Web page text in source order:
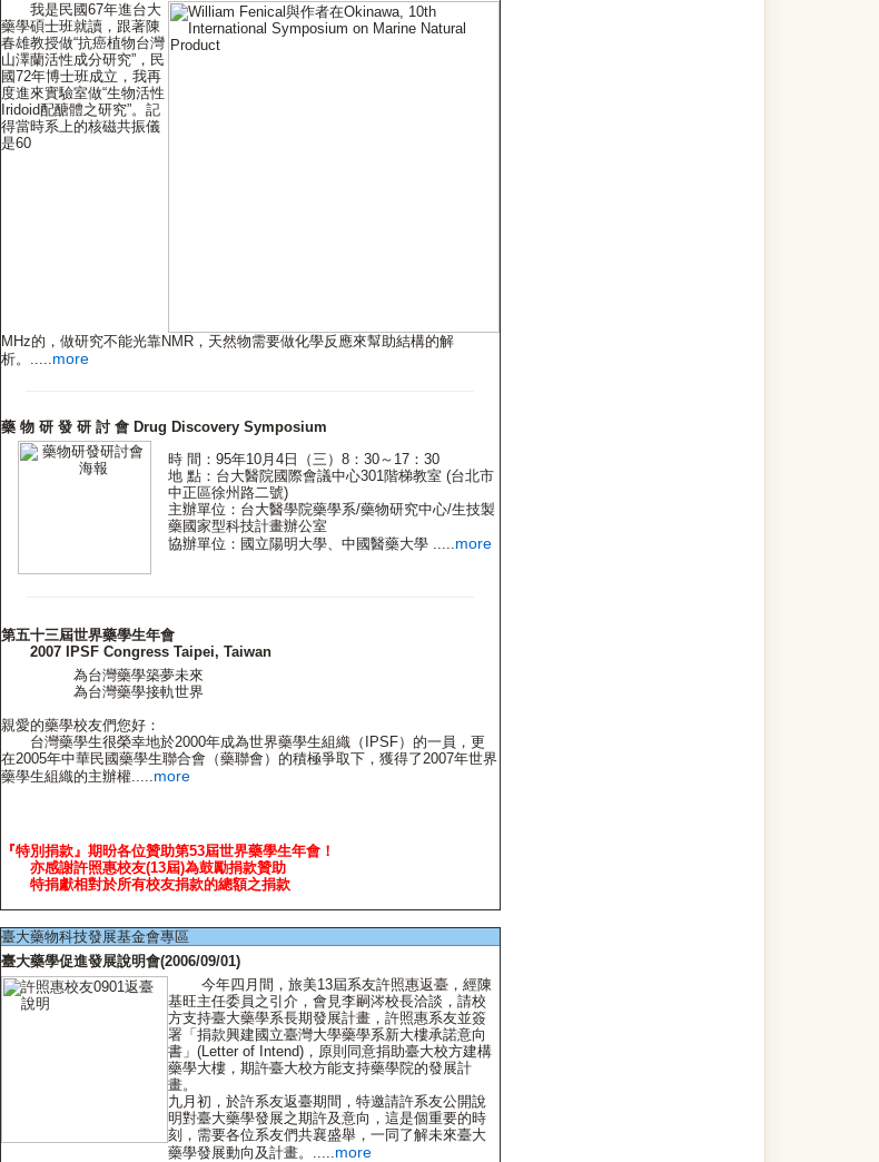
我是民國67年進台大
藥學碩士班就讀，跟著陳
春雄教授做“抗癌植物台灣
山澤蘭活性成分研究”，民
國72年博士班成立，我再
度進來實驗室做“生物活性
Iridoid配醣體之研究”。記
得當時系上的核磁共振儀
是60
MHz的，做研究不能光靠NMR，天然物需要做化學反應來幫助結構的解
析。.....more
藥 物 研 發 研 討 會 Drug Discovery Symposium
時 間：95年10月4日（三）8：30～17：30
地 點：台大醫院國際會議中心301階梯教室 (台北市
中正區徐州路二號)
主辦單位：台大醫學院藥學系/藥物研究中心/生技製
藥國家型科技計畫辦公室
協辦單位：國立陽明大學、中國醫藥大學 .....more
第五十三屆世界藥學生年會
2007 IPSF Congress Taipei, Taiwan
為台灣藥學築夢未來
為台灣藥學接軌世界
親愛的藥學校友們您好：
台灣藥學生很榮幸地於2000年成為世界藥學生組織（IPSF）的一員，更
在2005年中華民國藥學生聯合會（藥聯會）的積極爭取下，獲得了2007年世界
藥學生組織的主辦權.....more
『特別捐款』期昐各位贊助第53屆世界藥學生年會！
亦感謝許照惠校友(13屆)為鼓勵捐款贊助
特捐獻相對於所有校友捐款的總額之捐款
臺大藥物科技發展基金會專區
臺大藥學促進發展說明會(2006/09/01)
今年四月間，旅美13屆系友許照惠返臺，經陳
基旺主任委員之引介，會見李嗣涔校長洽談，請校
方支持臺大藥學系長期發展計畫，許照惠系友並簽
署「捐款興建國立臺灣大學藥學系新大樓承諾意向
書」(Letter of Intend)，原則同意捐助臺大校方建構
藥學大樓，期許臺大校方能支持藥學院的發展計
畫。
九月初，於許系友返臺期間，特邀請許系友公開說
明對臺大藥學發展之期許及意向，這是個重要的時
刻，需要各位系友們共襄盛舉，一同了解未來臺大
藥學發展動向及計畫。.....more